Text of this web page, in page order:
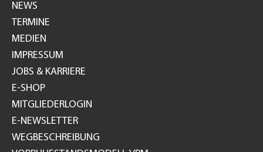
NEWS
TERMINE
MEDIEN
IMPRESSUM
JOBS & KARRIERE
E-SHOP
MITGLIEDERLOGIN
E-NEWSLETTER
WEGBESCHREIBUNG